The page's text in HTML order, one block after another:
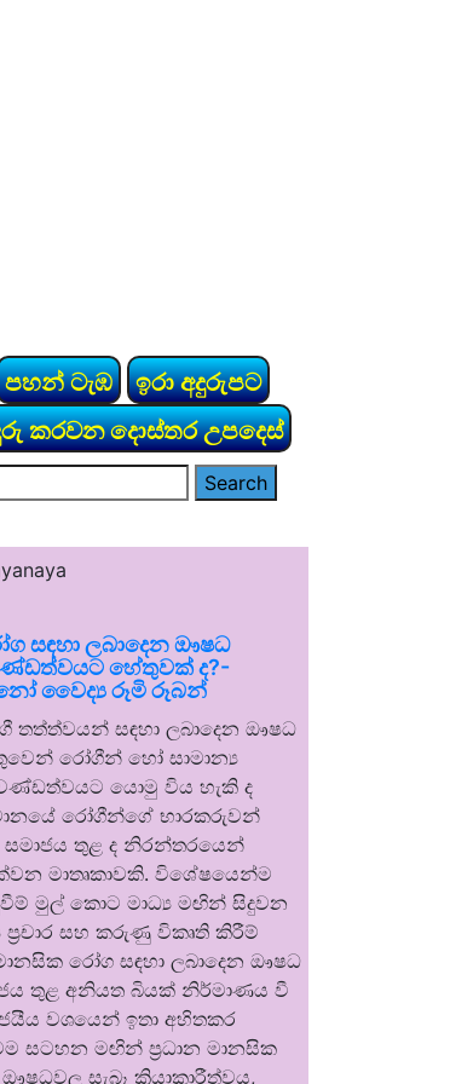
පහන් ටැඹ
ඉරා අදුරුපට
කරවන දොස්තර උපදෙස්
සඳහා ලබාදෙන ඖෂධ
හේතුවක් ද?-
වෛද්‍ය රූමි රූබන්
තත්ත්වයන් සඳහා ලබාදෙන ඖෂධ
රෝගීන් හෝ සාමාන්‍ය
යොමු විය හැකි ද
රෝගීන්ගේ භාරකරුවන්
තුළ ද නිරන්තරයෙන්
මාතෘකාවකි. විශේෂයෙන්ම
මුල් කොට මාධ්‍ය මඟින් සිදුවන
ප්‍රචාර සහ කරුණු විකෘති කිරීම්
රෝග සඳහා ලබාදෙන ඖෂධ
තුළ අනියත බියක් නිර්මාණය වී
වශයෙන් ඉතා අහිතකර
සටහන මඟින් ප්‍රධාන මානසික
සැබෑ ක්‍රියාකාරීත්වය,